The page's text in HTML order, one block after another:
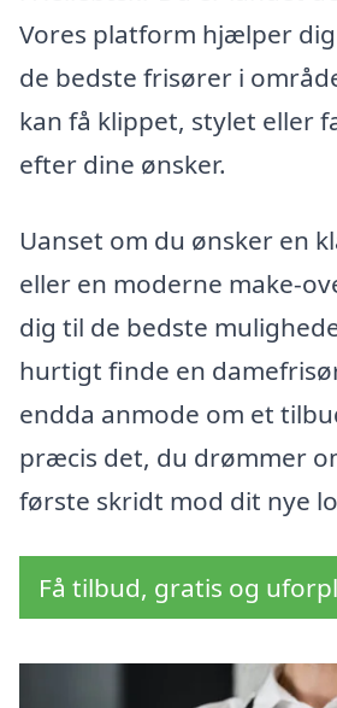
Vores platform hjælper
de bedste frisører i
kan få klippet, stylet eller
efter dine ønsker.
Uanset om du ønsker en
eller en moderne make-
dig til de bedste
hurtigt finde en
endda anmode om et
præcis det, du drømmer
første skridt mod dit nye
Få tilbud, gratis og